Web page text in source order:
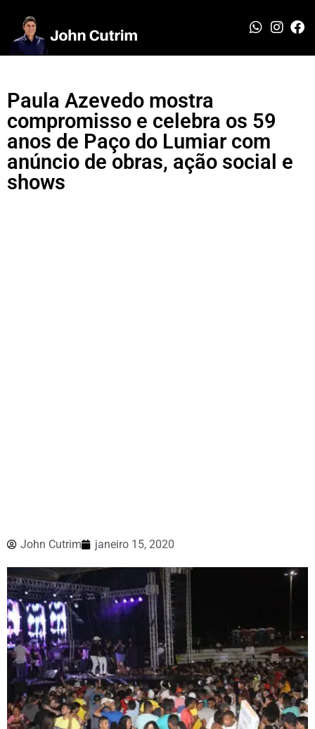
Paula Azevedo mostra
compromisso e celebra os 59
anos de Paço do Lumiar com
anúncio de obras, ação social e
shows
John Cutrim janeiro 15, 2020